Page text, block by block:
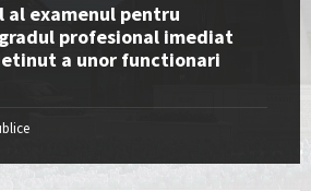
examenul pentru
profesional imediat
a unor functionari